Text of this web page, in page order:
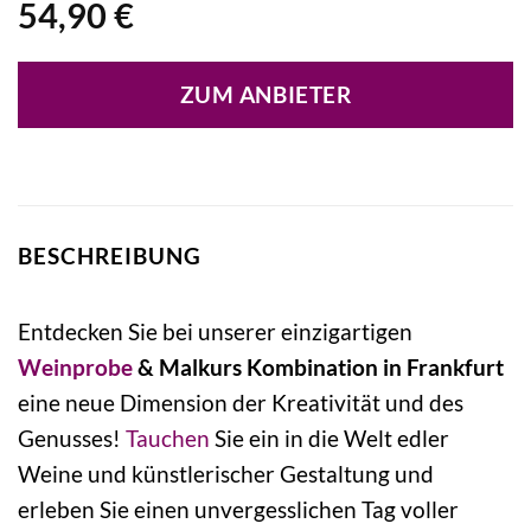
54,90 €
ZUM ANBIETER
BESCHREIBUNG
Entdecken Sie bei unserer einzigartigen
Weinprobe& Malkurs Kombination in Frankfurt
eine neue Dimension der Kreativität und des
Genusses! Tauchen Sie ein in die Welt edler
Weine und künstlerischer Gestaltung und
erleben Sie einen unvergesslichen Tag voller